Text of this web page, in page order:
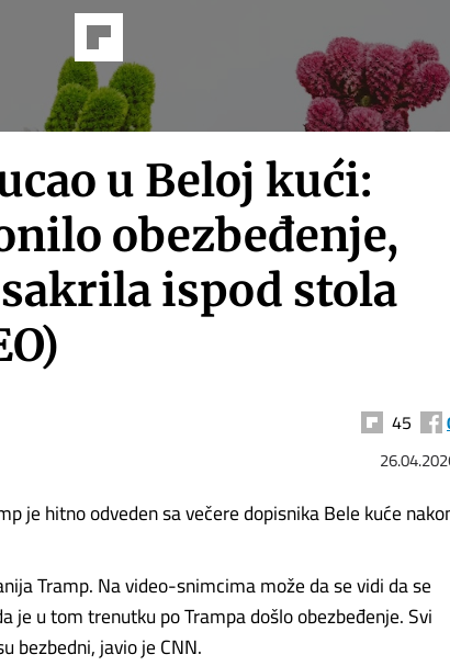
u Beloj kući:
obezbeđenje,
ispod stola
45
je hitno odveden sa večere dopisnika Bele kuće
Tramp. Na video-snimcima može da se vidi da se
je u tom trenutku po Trampa došlo obezbeđenje. Svi
bezbedni, javio je CNN.